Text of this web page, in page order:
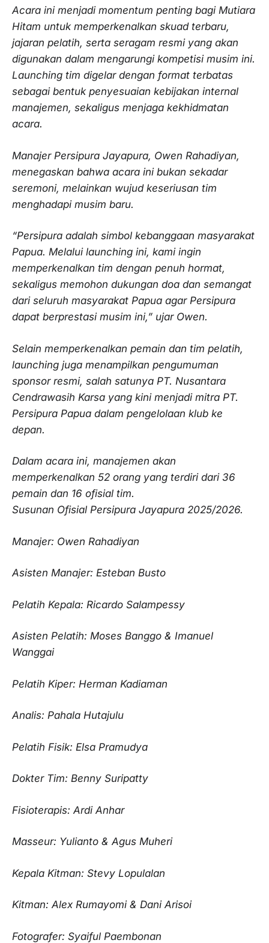
Acara ini menjadi momentum penting bagi Mutiara
Hitam untuk memperkenalkan skuad terbaru,
jajaran pelatih, serta seragam resmi yang akan
digunakan dalam mengarungi kompetisi musim ini.
Launching tim digelar dengan format terbatas
sebagai bentuk penyesuaian kebijakan internal
manajemen, sekaligus menjaga kekhidmatan
acara.
Manajer Persipura Jayapura, Owen Rahadiyan,
menegaskan bahwa acara ini bukan sekadar
seremoni, melainkan wujud keseriusan tim
menghadapi musim baru.
“Persipura adalah simbol kebanggaan masyarakat
Papua. Melalui launching ini, kami ingin
memperkenalkan tim dengan penuh hormat,
sekaligus memohon dukungan doa dan semangat
dari seluruh masyarakat Papua agar Persipura
dapat berprestasi musim ini,” ujar Owen.
Selain memperkenalkan pemain dan tim pelatih,
launching juga menampilkan pengumuman
sponsor resmi, salah satunya PT. Nusantara
Cendrawasih Karsa yang kini menjadi mitra PT.
Persipura Papua dalam pengelolaan klub ke
depan.
Dalam acara ini, manajemen akan
memperkenalkan 52 orang yang terdiri dari 36
pemain dan 16 ofisial tim.
Susunan Ofisial Persipura Jayapura 2025/2026.
Manajer: Owen Rahadiyan
Asisten Manajer: Esteban Busto
Pelatih Kepala: Ricardo Salampessy
Asisten Pelatih: Moses Banggo & Imanuel
Wanggai
Pelatih Kiper: Herman Kadiaman
Analis: Pahala Hutajulu
Pelatih Fisik: Elsa Pramudya
Dokter Tim: Benny Suripatty
Fisioterapis: Ardi Anhar
Masseur: Yulianto & Agus Muheri
Kepala Kitman: Stevy Lopulalan
Kitman: Alex Rumayomi & Dani Arisoi
Fotografer: Syaiful Paembonan